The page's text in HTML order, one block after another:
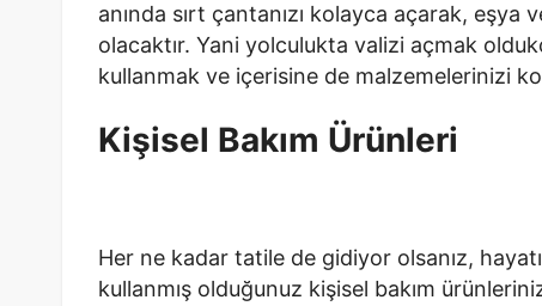
anında sırt çantanızı kolayca açarak,
olacaktır. Yani yolculukta valizi açmak
kullanmak ve içerisine de malzemelerinizi
Kişisel Bakım Ürünleri
Her ne kadar tatile de gidiyor olsanız,
kullanmış olduğunuz kişisel bakım